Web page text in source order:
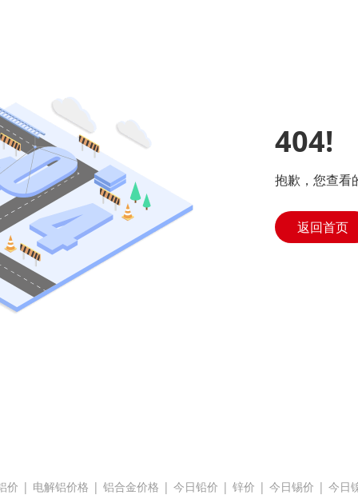
404!
抱歉，您查看
返回首页
价 | 电解铝价格 | 铝合金价格 | 今日铅价 | 锌价 | 今日锡价 | 今日